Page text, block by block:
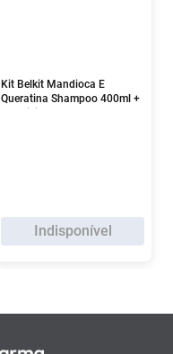
Kit Belkit Mandioca E
Queratina Shampoo 400ml +
Indisponível